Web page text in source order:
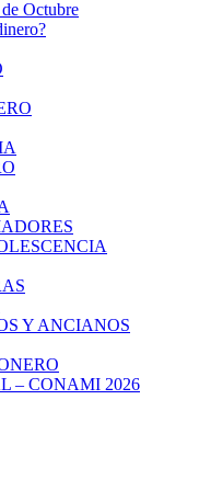
Octubre
Y ANCIANOS
– CONAMI 2026